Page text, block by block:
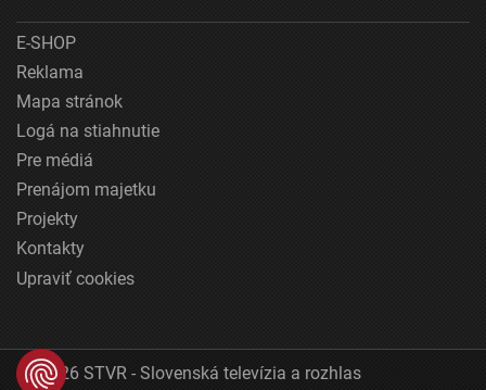
E-SHOP
Reklama
Mapa stránok
Logá na stiahnutie
Pre médiá
Prenájom majetku
Projekty
Kontakty
Upraviť cookies
© 2026 STVR - Slovenská televízia a rozhlas